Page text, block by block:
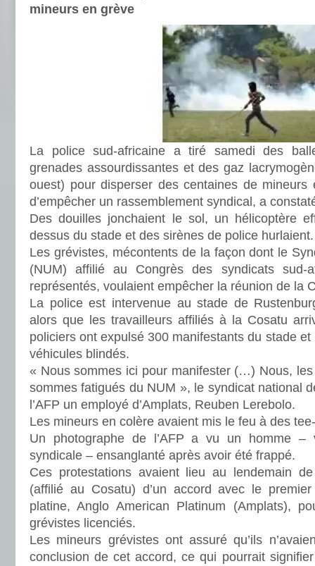
mineurs en grève
La police sud-africaine a tiré samedi des
grenades assourdissantes et des gaz
ouest) pour disperser des centaines de mineurs
d’empêcher un rassemblement syndical, a
Des douilles jonchaient le sol, un hélicoptère
dessus du stade et des sirènes de police hurlaient.
Les grévistes, mécontents de la façon dont le
(NUM) affilié au Congrès des syndicats sud-
représentés, voulaient empêcher la réunion de la
La police est intervenue au stade de
alors que les travailleurs affiliés à la Cosatu
policiers ont expulsé 300 manifestants du stade et
véhicules blindés.
« Nous sommes ici pour manifester (…) Nous,
sommes fatigués du NUM », le syndicat national
l’AFP un employé d’Amplats, Reuben Lerebolo.
Les mineurs en colère avaient mis le feu à des
Un photographe de l’AFP a vu un homme –
syndicale – ensanglanté après avoir été frappé.
Ces protestations avaient lieu au lendemain
(affilié au Cosatu) d’un accord avec le
platine, Anglo American Platinum (Amplats),
grévistes licenciés.
Les mineurs grévistes ont assuré qu’ils
conclusion de cet accord, ce qui pourrait